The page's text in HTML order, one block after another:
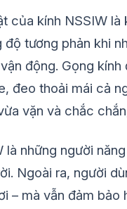
của kính NSSIW
tương phản khi
động. Gọng
đeo thoải mái cả
vặn và chắc
là những người
Ngoài ra, người
– mà vẫn đảm